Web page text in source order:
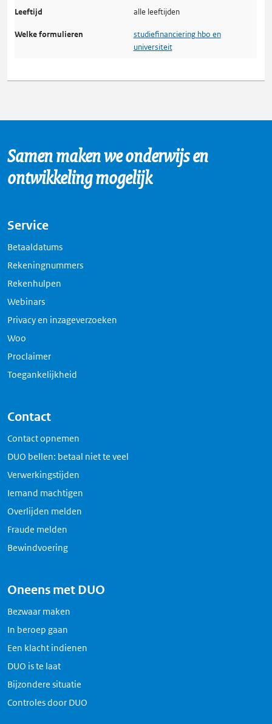
alle leeftijden
studiefinanciering hbo en
universiteit
Samen maken we onderwijs en
ontwikkeling mogelijk
Service
Betaaldatums
Rekeningnummers
Rekenhulpen
Webinars
Privacy en inzageverzoeken
Woo
Proclaimer
Toegankelijkheid
Contact
Contact opnemen
DUO bellen: betaal niet te veel
Verwerkingstijden
Iemand machtigen
Overlijden melden
Fraude melden
Bewindvoering
Oneens met DUO
Bezwaar maken
In beroep gaan
Een klacht indienen
DUO is te laat
Bijzondere situatie
Controles door DUO